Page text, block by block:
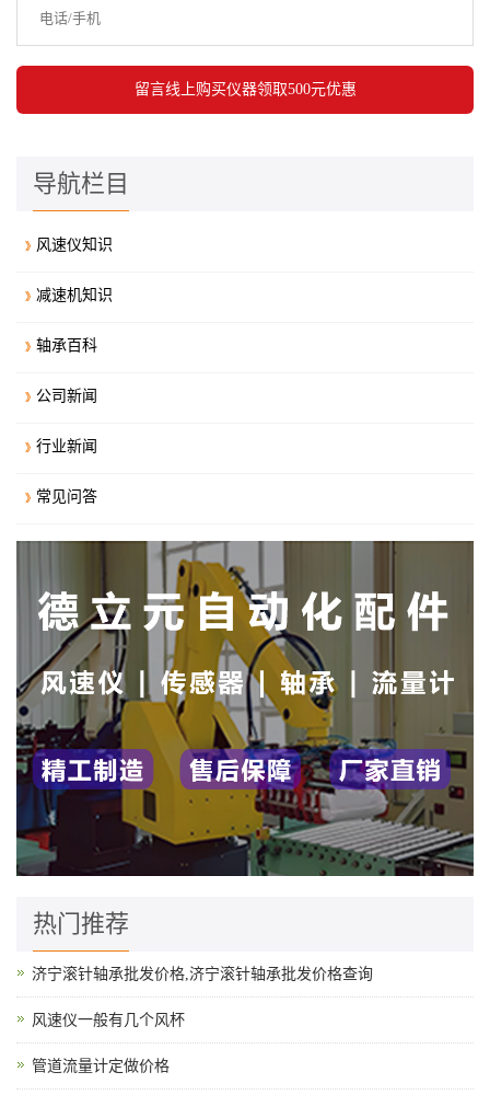
导航栏目
风速仪知识
减速机知识
轴承百科
公司新闻
行业新闻
常见问答
热门推荐
济宁滚针轴承批发价格,济宁滚针轴承批发价格查询
风速仪一般有几个风杯
管道流量计定做价格